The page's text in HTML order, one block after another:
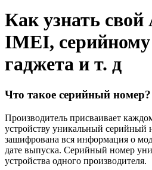
Как узнать
IMEI,
гаджета и т. д
Что такое серийный номер?
Производитель присваивает
устройству уникальный серийный
зашифрована вся информация о
дате выпуска. Серийный номер
устройства одного производителя.